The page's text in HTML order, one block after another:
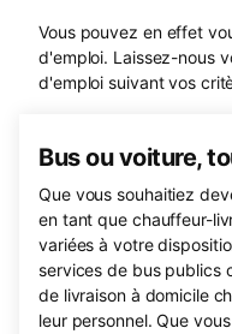
Vous pouvez en effet
d'emploi. Laissez-nous
d'emploi suivant vos
Bus ou voiture,
Que vous souhaitiez
en tant que chauffeur-
variées à votre
services de bus publics
de livraison à domicile
leur personnel. Que